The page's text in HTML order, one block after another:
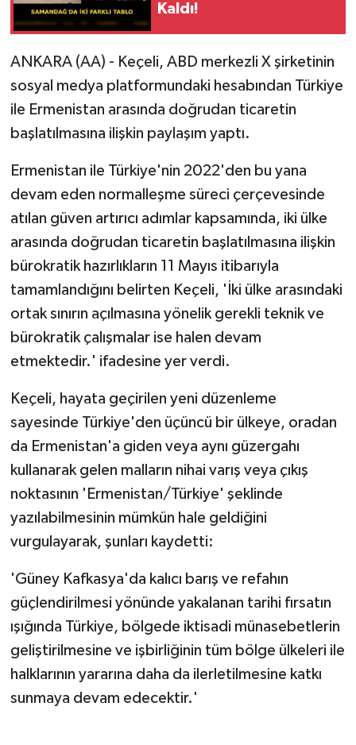
Kaldı!
ANKARA (AA) - Keçeli, ABD merkezli X şirketinin
sosyal medya platformundaki hesabından Türkiye
ile Ermenistan arasında doğrudan ticaretin
başlatılmasına ilişkin paylaşım yaptı.
Ermenistan ile Türkiye'nin 2022'den bu yana
devam eden normalleşme süreci çerçevesinde
atılan güven artırıcı adımlar kapsamında, iki ülke
arasında doğrudan ticaretin başlatılmasına ilişkin
bürokratik hazırlıkların 11 Mayıs itibarıyla
tamamlandığını belirten Keçeli, 'İki ülke arasındaki
ortak sınırın açılmasına yönelik gerekli teknik ve
bürokratik çalışmalar ise halen devam
etmektedir.' ifadesine yer verdi.
Keçeli, hayata geçirilen yeni düzenleme
sayesinde Türkiye'den üçüncü bir ülkeye, oradan
da Ermenistan'a giden veya aynı güzergahı
kullanarak gelen malların nihai varış veya çıkış
noktasının 'Ermenistan/Türkiye' şeklinde
yazılabilmesinin mümkün hale geldiğini
vurgulayarak, şunları kaydetti:
'Güney Kafkasya'da kalıcı barış ve refahın
güçlendirilmesi yönünde yakalanan tarihi fırsatın
ışığında Türkiye, bölgede iktisadi münasebetlerin
geliştirilmesine ve işbirliğinin tüm bölge ülkeleri ile
halklarının yararına daha da ilerletilmesine katkı
sunmaya devam edecektir.'